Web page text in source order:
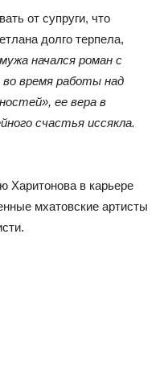
от супруги, что
долго терпела,
начался роман с
время работы над
ее вера в
счастья иссякла.
Харитонова в карьере
мхатовские артисты